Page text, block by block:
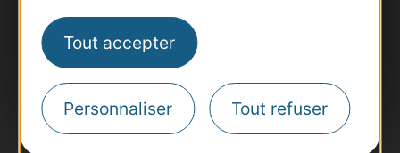
Tout accepter
Personnaliser Tout refuser
Business/Mice
Pros d'Occitanie
Voyagistes
Destination Sport